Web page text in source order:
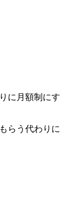
に月額制にす
らう代わりに